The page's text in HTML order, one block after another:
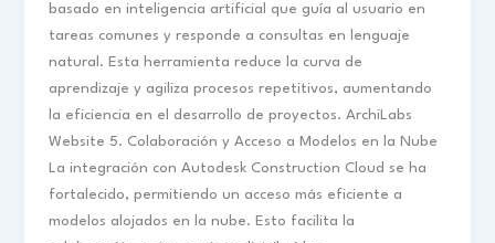
basado en inteligencia artificial que guía al usuario en
tareas comunes y responde a consultas en lenguaje
natural. Esta herramienta reduce la curva de
aprendizaje y agiliza procesos repetitivos, aumentando
la eficiencia en el desarrollo de proyectos. ArchiLabs
Website 5. Colaboración y Acceso a Modelos en la Nube
La integración con Autodesk Construction Cloud se ha
fortalecido, permitiendo un acceso más eficiente a
modelos alojados en la nube. Esto facilita la